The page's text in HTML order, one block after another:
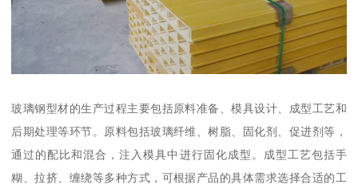
玻璃钢型材的生产过程主要包括原料准备、模具设计、成型工艺和
后期处理等环节。原料包括玻璃纤维、树脂、固化剂、促进剂等，
通过的配比和混合，注入模具中进行固化成型。成型工艺包括手
糊、拉挤、缠绕等多种方式，可根据产品的具体需求选择合适的工